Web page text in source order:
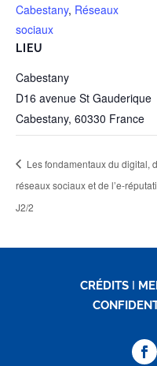
Cabestany, Réseaux
sociaux
LIEU
Cabestany
D16 avenue St Gauderique
Cabestany, 60330 France
Les fondamentaux du digital,
réseaux sociaux et de l’e-
J2/2
CRÉDITS I